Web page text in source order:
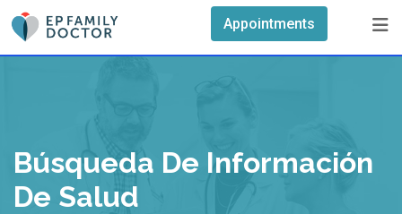
Skip
content
Appointments
Búsqueda De Información
De Salud